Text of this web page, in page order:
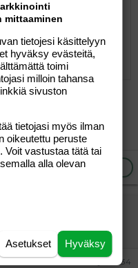
ei transsukupuolinen.
transnaisista tai -
monet lesbonaiset
sitä naisten
Duncan oli
häntä vai oliko asia
Yle Areenalta.
#234
mittaaminen
tietojesi käsittelyyn
hyväksy evästeitä,
toimi
milloin tahansa
sivuston
tietojasi myös ilman
oikeutettu peruste
Voit vastustaa tätä tai
alla olevan
Hyväksy
Asetukset